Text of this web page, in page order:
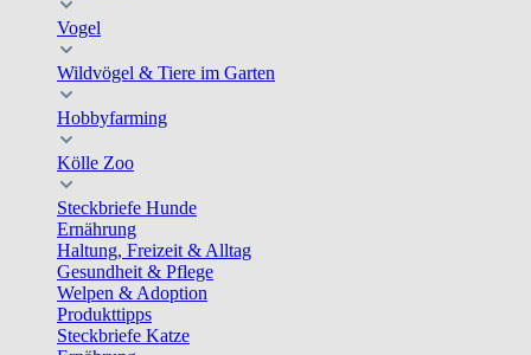
Vogel
Wildvögel & Tiere im Garten
Hobbyfarming
Kölle Zoo
Steckbriefe Hunde
Ernährung
Haltung, Freizeit & Alltag
Gesundheit & Pflege
Welpen & Adoption
Produkttipps
Steckbriefe Katze